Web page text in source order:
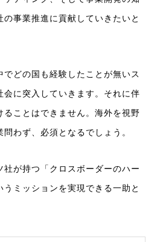
の事業推進に貢献していきたいと
どの国も経験したことが無いス
会に突入していきます。それに伴
ることはできません。海外を視野
わず、必須となるでしょう。
社が持つ「クロスボーダーのハー
うミッションを実現できる一助と